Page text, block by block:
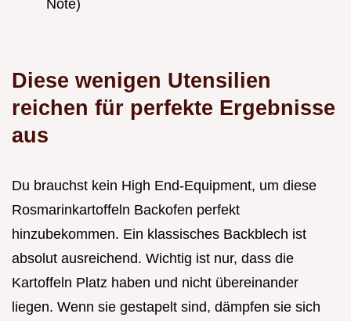
Note)
Diese wenigen Utensilien
reichen für perfekte Ergebnisse
aus
Du brauchst kein High End-Equipment, um diese
Rosmarinkartoffeln Backofen perfekt
hinzubekommen. Ein klassisches Backblech ist
absolut ausreichend. Wichtig ist nur, dass die
Kartoffeln Platz haben und nicht übereinander
liegen. Wenn sie gestapelt sind, dämpfen sie sich